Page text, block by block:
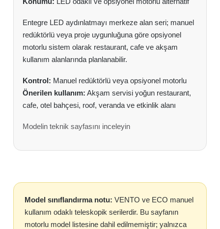
Entegre LED aydınlatmayı merkeze alan seri; manuel
redüktörlü veya proje uygunluğuna göre opsiyonel
motorlu sistem olarak restaurant, cafe ve akşam
kullanım alanlarında planlanabilir.
Kontrol: Manuel redüktörlü veya opsiyonel motorlu
Önerilen kullanım: Akşam servisi yoğun restaurant,
cafe, otel bahçesi, roof, veranda ve etkinlik alanı
Modelin teknik sayfasını inceleyin
Model sınıflandırma notu: VENTO ve ECO manuel
kullanım odaklı teleskopik serilerdir. Bu sayfanın
motorlu model listesine dahil edilmemiştir; yalnızca